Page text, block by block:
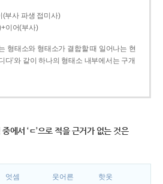
(부사 파생 접미사)
이어(부사)
형태소와 형태소가 결합할 때 일어나는 현
다’와 같이 하나의 형태소 내부에서는 구개
중에서 ‘ㄷ’으로 적을 근거가 없는 것은
엇셈 웃어른
핫옷